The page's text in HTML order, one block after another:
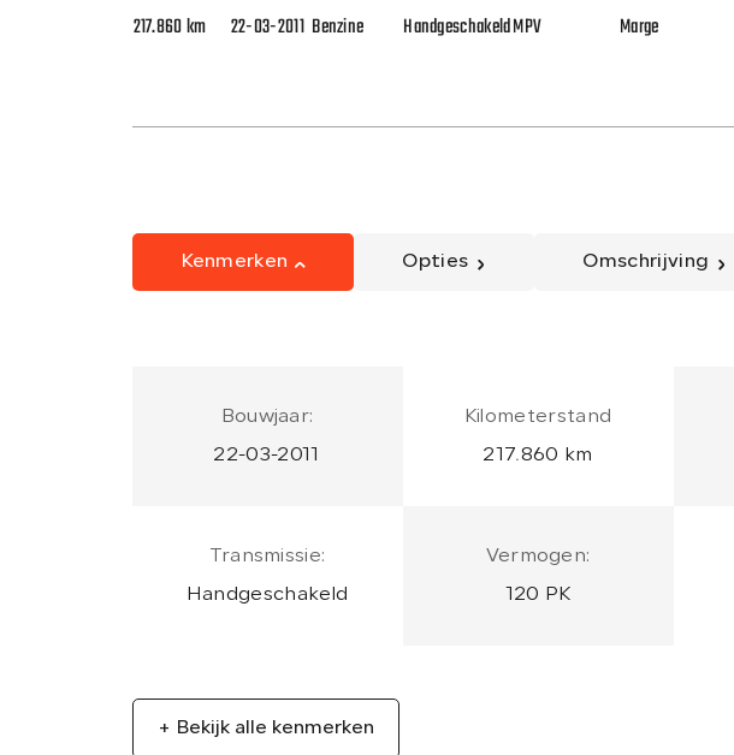
217.860 km 22-03-2011 Benzine HandgeschakeldMPV Marge
Kenmerken Opties Omschrijving
Bouwjaar:
22-03-2011
Kilometerstand
217.860 km
Transmissie:
Handgeschakeld
Vermogen:
120 PK
+ Bekijk alle kenmerken